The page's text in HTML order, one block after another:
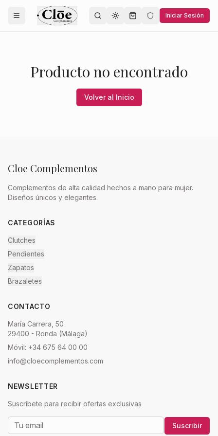
Toggle theme Iniciar Sesión
Producto no encontrado
Volver al Inicio
Cloe Complementos
Complementos de alta calidad hechos a mano para mujer.
Diseños únicos y elegantes.
CATEGORÍAS
Clutches
Pendientes
Zapatos
Brazaletes
CONTACTO
María Carrera, 50
29400 - Ronda (Málaga)
Móvil: +34 675 64 00 00
info@cloecomplementos.com
NEWSLETTER
Suscríbete para recibir ofertas exclusivas
Suscribir